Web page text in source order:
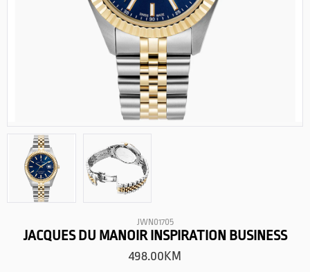
JWN01705
JACQUES DU MANOIR INSPIRATION BUSINESS
498.00KM